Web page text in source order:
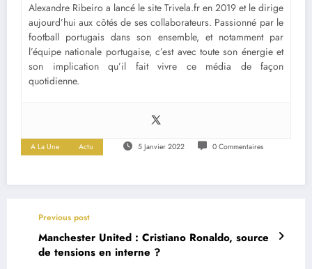
Alexandre Ribeiro a lancé le site Trivela.fr en 2019 et le dirige
aujourd’hui aux côtés de ses collaborateurs. Passionné par le
football portugais dans son ensemble, et notamment par
l’équipe nationale portugaise, c’est avec toute son énergie et
son implication qu’il fait vivre ce média de façon
quotidienne.
A La Une Actu 5 Janvier 2022 0 Commentaires
Previous post
Manchester United : Cristiano Ronaldo, source
de tensions en interne ?